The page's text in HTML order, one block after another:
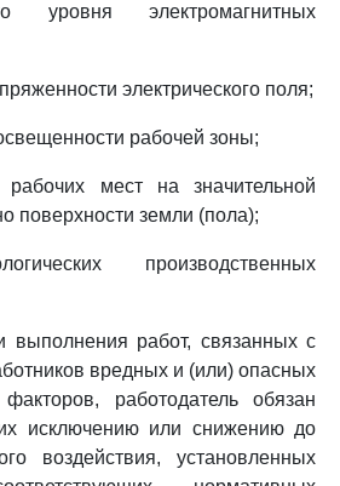
уровня электромагнитных
электрического поля;
рабочей зоны;
мест на значительной
поверхности земли (пола);
производственных
выполнения работ, связанных с
вредных и (или) опасных
факторов, работодатель обязан
исключению или снижению до
воздействия, установленных